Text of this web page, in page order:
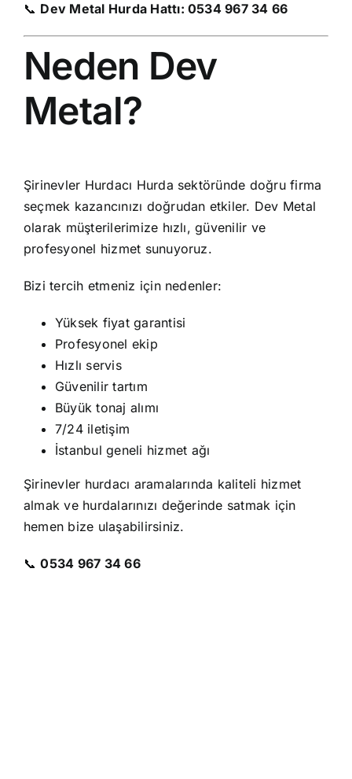
📞 Dev Metal Hurda Hattı:0534 967 34 66
Neden Dev
Metal?
Şirinevler Hurdacı Hurda sektöründe doğru firma
seçmek kazancınızı doğrudan etkiler. Dev Metal
olarak müşterilerimize hızlı, güvenilir ve
profesyonel hizmet sunuyoruz.
Bizi tercih etmeniz için nedenler:
Yüksek fiyat garantisi
Profesyonel ekip
Hızlı servis
Güvenilir tartım
Büyük tonaj alımı
7/24 iletişim
İstanbul geneli hizmet ağı
Şirinevler hurdacı aramalarında kaliteli hizmet
almak ve hurdalarınızı değerinde satmak için
hemen bize ulaşabilirsiniz.
📞0534 967 34 66